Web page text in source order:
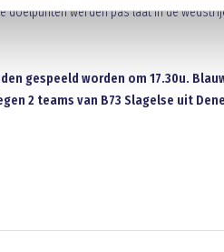
doelpunten werden pas laat in de
gespeeld worden om 17.30u. Blauw
2 teams van B73 Slagelse uit